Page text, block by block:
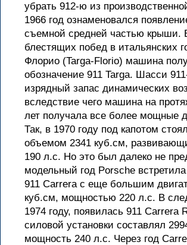
убрать 912-ю из
1966 год ознаменовался
съемной средней частью крыши.
блестящих побед в итальянских
Флорио (Targa-Florio) машина
обозначение 911 Targa. Шасси
изрядный запас динамических
вследствие чего машина на
лет получала все более мощные
Так, в 1970 году под капотом
объемом 2341 куб.см,
190 л.с. Но это был далеко не
модельный год Porsche
911 Carrera с еще большим
куб.см, мощностью 220 л.с. В
1974 году, появилась 911 Carrera
силовой установки составлял
мощность 240 л.с. Через год